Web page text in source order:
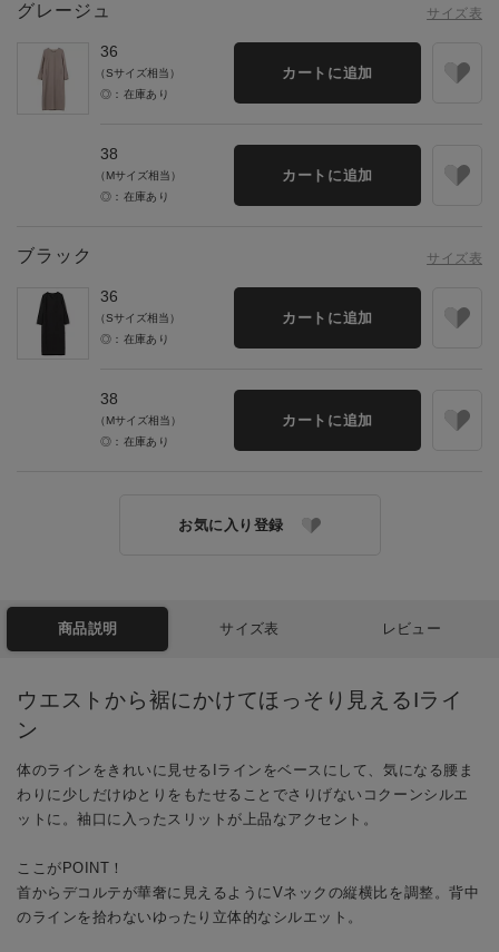
サイズ表
グレージュ
36
（Sサイズ相当）
◎：在庫あり
カートに追加
38
（Mサイズ相当）
◎：在庫あり
カートに追加
サイズ表
ブラック
36
（Sサイズ相当）
◎：在庫あり
カートに追加
38
（Mサイズ相当）
◎：在庫あり
カートに追加
お気に入り登録
商品説明 サイズ表 レビュー
ウエストから裾にかけてほっそり見えるIライ
ン
体のラインをきれいに見せるIラインをベースにして、気になる腰ま
わりに少しだけゆとりをもたせることでさりげないコクーンシルエ
ットに。袖口に入ったスリットが上品なアクセント。
ここがPOINT！
首からデコルテが華奢に見えるようにVネックの縦横比を調整。背中
のラインを拾わないゆったり立体的なシルエット。